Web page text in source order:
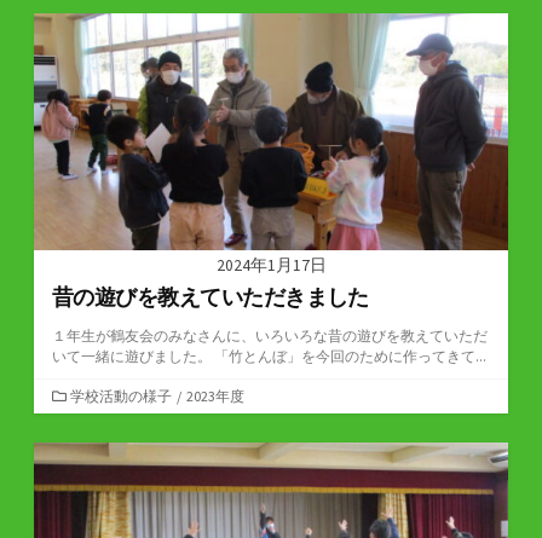
ゴ
2024年1月17日
昔の遊びを教えていただきました
１年生が鶴友会のみなさんに、いろいろな昔の遊びを教えていただ
いて一緒に遊びました。 「竹とんぼ」を今回のために作ってきて...
カ
テ
ゴ
リ
ー
学校活動の様子 / 2023年度